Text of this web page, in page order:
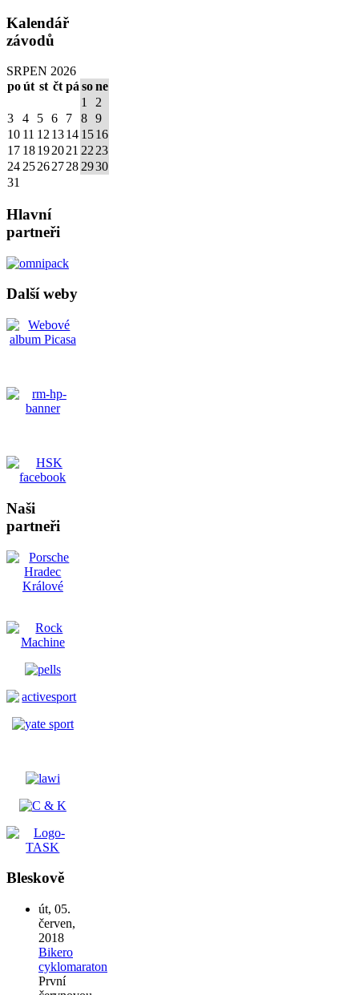
Kalendář
závodů
SRPEN 2026
poút st čt pá sone
1
2
3
4 5 6 7 8 9
10 11 12 1314 1516
17 18192021 22 23
24 25262728 2930
31
Hlavní
partneři
Další weby
Naši
partneři
Bleskově
út, 05.
červen,
2018
Bikero
cyklomaraton
První